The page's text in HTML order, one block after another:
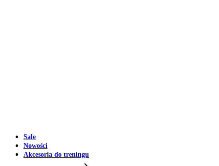
Sale
Nowości
Akcesoria do treningu